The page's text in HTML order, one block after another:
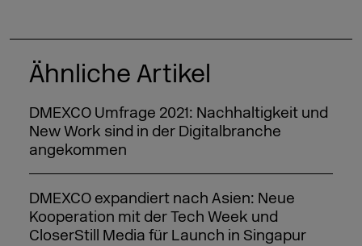
Ähnliche Artikel
DMEXCO Umfrage 2021: Nachhaltigkeit und
New Work sind in der Digitalbranche
angekommen
DMEXCO expandiert nach Asien: Neue
Kooperation mit der Tech Week und
CloserStill Media für Launch in Singapur